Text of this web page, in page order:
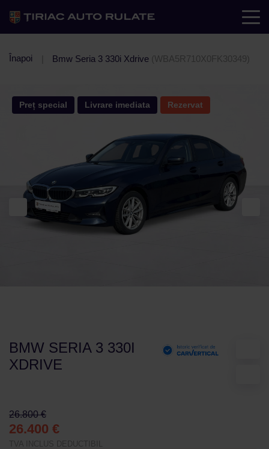
Înapoi Bmw Seria 3 330i Xdrive (WBA5R710X0FK30349)
Preț special Livrare imediata Rezervat
BMW SERIA 3 330I
XDRIVE
26.800 €
26.400 €
TVA INCLUS DEDUCTIBIL